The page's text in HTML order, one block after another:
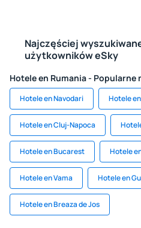
Najczęściej
użytkowników eSky
Hotele en Rumania - Popularne
Hotele en Navodari Hotele
Hotele en Cluj-Napoca
Hotele en Bucarest Hotele
Hotele en Vama Hotele en
Hotele en Breaza de Jos